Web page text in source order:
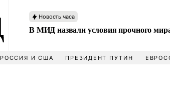
Новость часа
В МИД назвали условия прочного
РОССИЯ И США ПРЕЗИДЕНТ ПУТИН